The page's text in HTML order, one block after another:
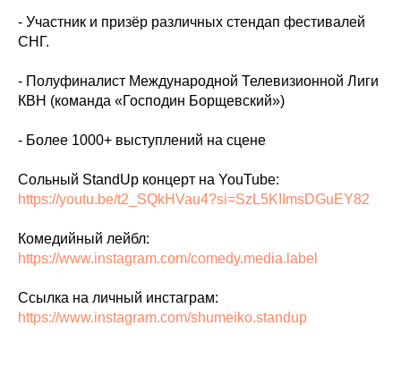
- Участник и призёр различных стендап фестивалей
СНГ.
- Полуфиналист Международной Телевизионной Лиги
КВН (команда «Господин Борщевский»)
- Более 1000+ выступлений на сцене
Сольный StandUp концерт на YouTube:
https://youtu.be/t2_SQkHVau4?si=SzL5KIImsDGuEY82
Комедийный лейбл:
https://www.instagram.com/comedy.media.label
Ссылка на личный инстаграм:
https://www.instagram.com/shumeiko.standup